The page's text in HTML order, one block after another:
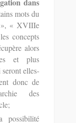
mots du
», « XVIIIe
concepts
alors
et plus
elles-
donc de
des
possibilité